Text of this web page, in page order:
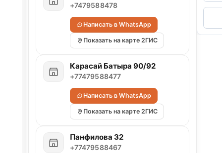
+7479588478
Написать в WhatsApp
Показать на карте 2ГИС
Карасай Батыра 90/92
+77479588477
Написать в WhatsApp
Показать на карте 2ГИС
Панфилова 32
+77479588467